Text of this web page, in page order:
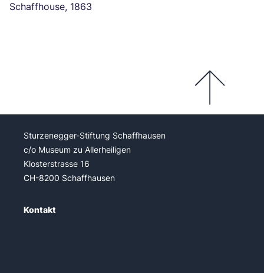
Schaffhouse, 1863
Sturzenegger-Stiftung Schaffhausen
c/o Museum zu Allerheiligen
Klosterstrasse 16
CH-8200 Schaffhausen
Kontakt